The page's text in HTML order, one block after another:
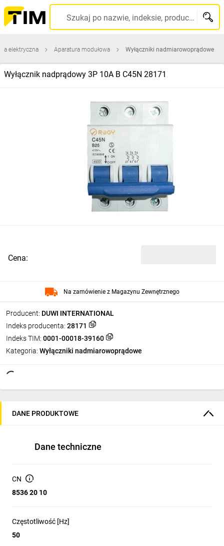
Szukaj po nazwie, indeksie, producencie, kodzie kreskowym...
elektryczna Aparatura modułowa Wyłączniki nadmiarowoprądowe
Wyłącznik nadprądowy 3P 10A B C45N 28171
Producent: DUWI INTERNATIONAL
Indeks producenta: 28171
Indeks TIM: 0001-00018-39160
Kategoria: Wyłączniki nadmiarowoprądowe
Cena:
Na zamówienie z Magazynu Zewnętrznego
DANE PRODUKTOWE
Dane techniczne
CN
8536 20 10
Częstotliwość [Hz]
50